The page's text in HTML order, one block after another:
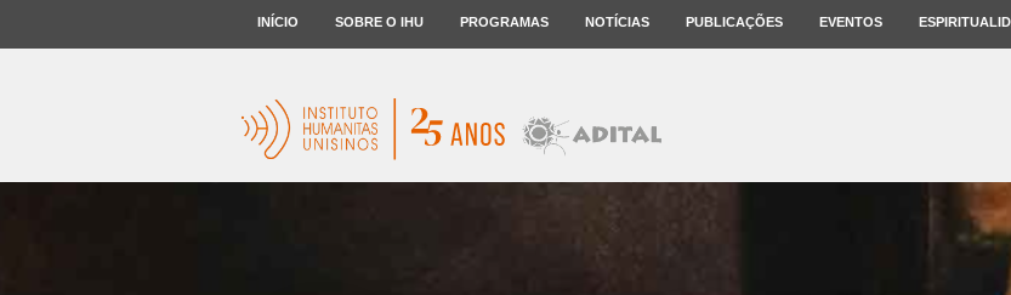
INÍCIO SOBRE O IHU PROGRAMAS NOTÍCIAS PUBLICAÇÕES EVENTOS